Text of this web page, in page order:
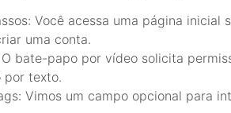
Você acessa uma página
uma conta.
O bate-papo por vídeo solicita
por texto.
Vimos um campo opcional para